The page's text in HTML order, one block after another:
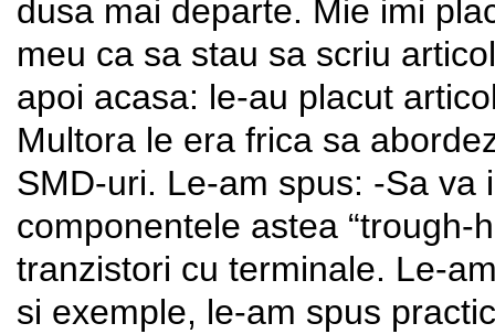
dusa mai departe. Mie imi
meu ca sa stau sa scriu
apoi acasa: le-au placut
Multora le era frica sa
SMD-uri. Le-am spus: -Sa
componentele astea “trough-
tranzistori cu terminale. Le-
si exemple, le-am spus